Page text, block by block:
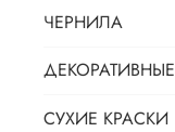
ЧЕРНИЛА
СУХИЕ КРАСКИ